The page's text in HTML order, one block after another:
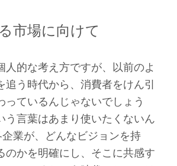
市場に向けて
的な考え方ですが、以前のよ
追う時代から、消費者をけん引
っているんじゃないでしょう
う言葉はあまり使いたくないん
業が、どんなビジョンを持
のかを明確にし、そこに共感す